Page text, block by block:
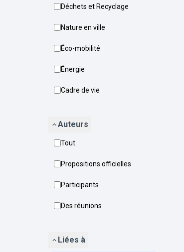
Déchets et Recyclage
Nature en ville
Éco-mobilité
Énergie
Cadre de vie
Auteurs
Tout
Propositions officielles
Participants
Des réunions
Liées à